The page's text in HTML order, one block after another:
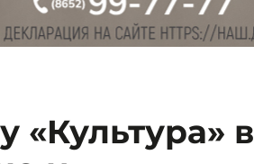
«Культура» в